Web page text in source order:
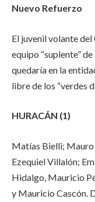
Nuevo Refuerzo
El juvenil volante
equipo “suplente”
quedaría en la
libre de los “verdes
HURACÁN (1)
Matías Bielli;
Ezequiel Villalón;
Hidalgo, Mauricio
y Mauricio Cascón.